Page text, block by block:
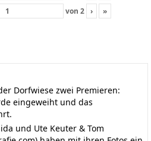
von 2 › »
Dorfwiese zwei Premieren:
eingeweiht und das
und Ute Keuter & Tom